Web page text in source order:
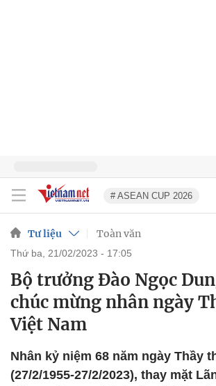
# ASEAN CUP 2026
Tư liệu Toàn văn
thứ ba, 21/02/2023 - 17:05
Bộ trưởng Đào Ngọc
chúc mừng nhân ngày
Việt Nam
Nhân kỷ niệm 68 năm ngày Thầy
(27/2/1955-27/2/2023), thay mặt